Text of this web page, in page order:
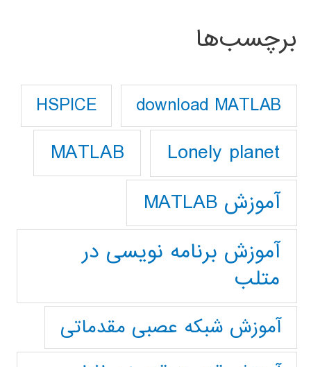
برچسب‌ها
download MATLAB
HSPICE
Lonely planet
MATLAB
آموزش MATLAB
آموزش برنامه نویسی در
متلب
آموزش شبکه عصبی مقدماتی